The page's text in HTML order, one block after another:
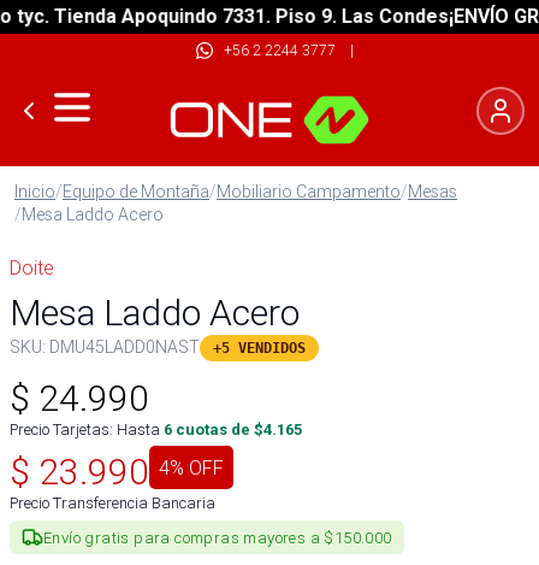
Tienda Apoquindo 7331. Piso 9. Las Condes¡ENVÍO
+56 2 2244 3777 |
Inicio/Equipo de Montaña/Mobiliario Campamento/Mesas
/Mesa Laddo Acero
Doite
Mesa Laddo Acero
SKU: DMU45LADD0NAST +5 VENDIDOS
$ 24.990
Precio Tarjetas: Hasta 6 cuotas de $4.165
$ 23.990 4% OFF
Precio Transferencia Bancaria
Envío gratis para compras mayores a $150.000